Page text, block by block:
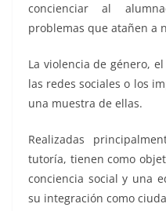
concienciar al
problemas que atañen a
La violencia de género,
las redes sociales o los
una muestra de ellas.
Realizadas
tutoría, tienen como
conciencia social y una
su integración como